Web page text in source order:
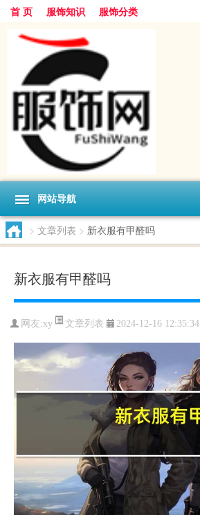
首 页 服饰知识 服饰分类
网站导航
> 文章列表 > 新衣服有甲醛吗
新衣服有甲醛吗
网友:xy 文章列表 2024-12-16 12:35:34